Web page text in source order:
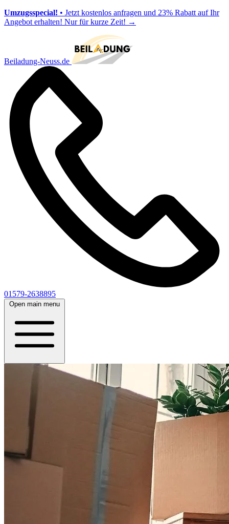
Umzugsspecial! • Jetzt kostenlos anfragen und 23% Rabatt auf Ihr
Angebot erhalten! Nur für kurze Zeit! →
Beiladung-Neuss.de
01579-2638895
Open main menu